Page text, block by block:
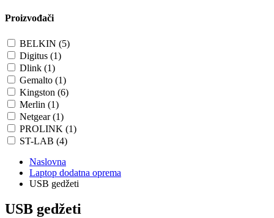
Proizvođači
BELKIN (5)
Digitus (1)
Dlink (1)
Gemalto (1)
Kingston (6)
Merlin (1)
Netgear (1)
PROLINK (1)
ST-LAB (4)
Naslovna
Laptop dodatna oprema
USB gedžeti
USB gedžeti